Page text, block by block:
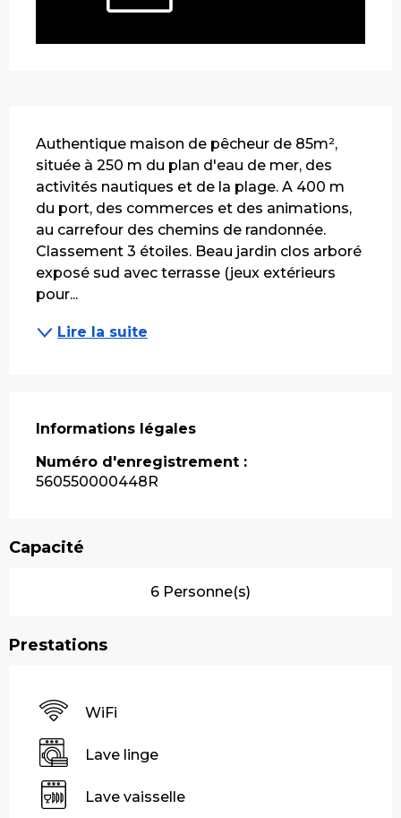
Authentique maison de pêcheur de 85m²,
située à 250 m du plan d'eau de mer, des
activités nautiques et de la plage. A 400 m
du port, des commerces et des animations,
au carrefour des chemins de randonnée.
Classement 3 étoiles. Beau jardin clos arboré
exposé sud avec terrasse (jeux extérieurs
pour...
Lire la suite
Informations légales
Informations légales
Numéro d'enregistrement :
560550000448R
Capacité
6 Personne(s)
Prestations
WiFi
Lave linge
Lave vaisselle